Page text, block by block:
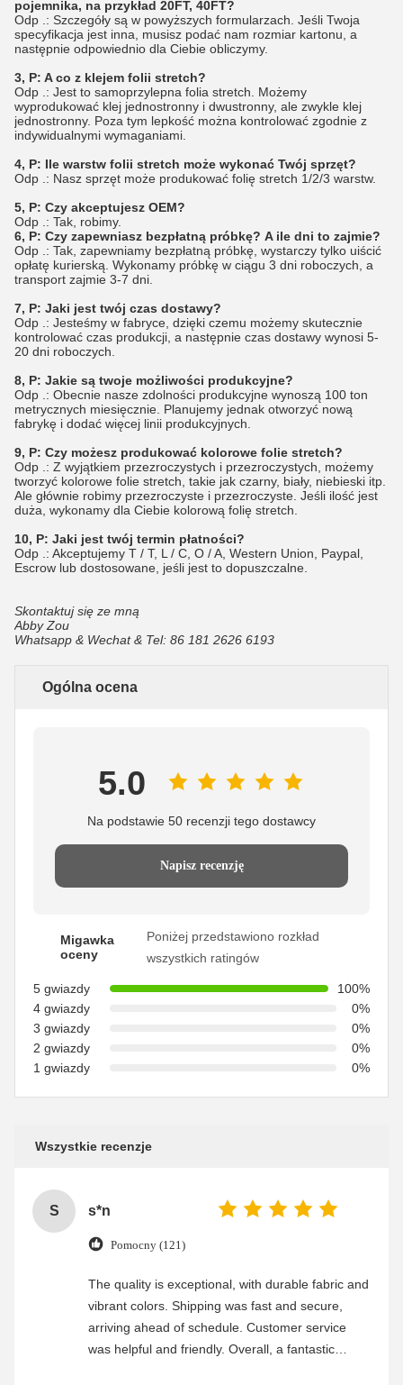
pojemnika, na przykład 20FT, 40FT?
Odp .: Szczegóły są w powyższych formularzach. Jeśli Twoja
specyfikacja jest inna, musisz podać nam rozmiar kartonu, a
następnie odpowiednio dla Ciebie obliczymy.
3, P: A co z klejem folii stretch?
Odp .: Jest to samoprzylepna folia stretch. Możemy
wyprodukować klej jednostronny i dwustronny, ale zwykle klej
jednostronny. Poza tym lepkość można kontrolować zgodnie z
indywidualnymi wymaganiami.
4, P: Ile warstw folii stretch może wykonać Twój sprzęt?
Odp .: Nasz sprzęt może produkować folię stretch 1/2/3 warstw.
5, P: Czy akceptujesz OEM?
Odp .: Tak, robimy.
6, P: Czy zapewniasz bezpłatną próbkę? A ile dni to zajmie?
Odp .: Tak, zapewniamy bezpłatną próbkę, wystarczy tylko uiścić
opłatę kurierską. Wykonamy próbkę w ciągu 3 dni roboczych, a
transport zajmie 3-7 dni.
7, P: Jaki jest twój czas dostawy?
Odp .: Jesteśmy w fabryce, dzięki czemu możemy skutecznie
kontrolować czas produkcji, a następnie czas dostawy wynosi 5-
20 dni roboczych.
8, P: Jakie są twoje możliwości produkcyjne?
Odp .: Obecnie nasze zdolności produkcyjne wynoszą 100 ton
metrycznych miesięcznie. Planujemy jednak otworzyć nową
fabrykę i dodać więcej linii produkcyjnych.
9, P: Czy możesz produkować kolorowe folie stretch?
Odp .: Z wyjątkiem przezroczystych i przezroczystych, możemy
tworzyć kolorowe folie stretch, takie jak czarny, biały, niebieski itp.
Ale głównie robimy przezroczyste i przezroczyste. Jeśli ilość jest
duża, wykonamy dla Ciebie kolorową folię stretch.
10, P: Jaki jest twój termin płatności?
Odp .: Akceptujemy T / T, L / C, O / A, Western Union, Paypal,
Escrow lub dostosowane, jeśli jest to dopuszczalne.
Skontaktuj się ze mną
Abby Zou
Whatsapp & Wechat & Tel: 86 181 2626 6193
Ogólna ocena
5.0
Na podstawie 50 recenzji tego dostawcy
Napisz recenzję
Migawka
oceny
Poniżej przedstawiono rozkład
wszystkich ratingów
5 gwiazdy
100%
4 gwiazdy
0%
3 gwiazdy
0%
2 gwiazdy
0%
1 gwiazdy
0%
Wszystkie recenzje
S s*n
Pomocny (121)
The quality is exceptional, with durable fabric and
vibrant colors. Shipping was fast and secure,
arriving ahead of schedule. Customer service
was helpful and friendly. Overall, a fantastic